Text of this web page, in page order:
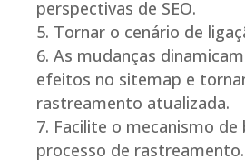
perspectivas de SEO.
Tornar o cenário de
As mudanças
efeitos no sitemap e
rastreamento atualizada.
Facilite o mecanismo de
processo de rastreamento.